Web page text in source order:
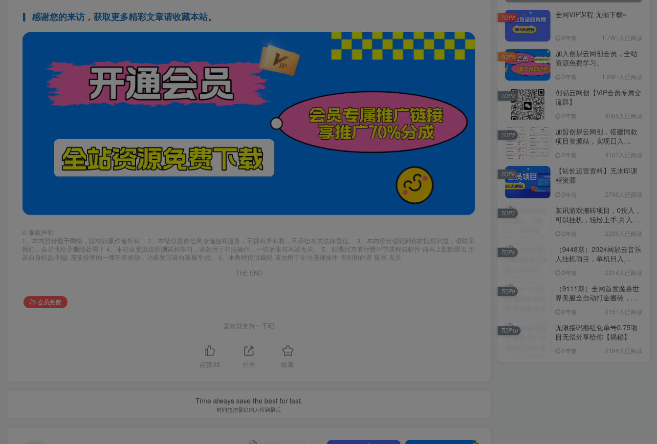
感谢您的来访，获取更多精彩文章请收藏本站。
© 版权声明
1、本内容转载于网络，版权归原作者所有！ 2、本站仅提供信息存储空间服务，不拥有所有权，不承担相关法律责任。 3、本内容若侵犯到你的版权利益，请联系
我们，会尽快给予删除处理！ 4、本站全资源仅供测试和学习，请勿用于非法操作，一切后果与本站无关。 5、如遇到充值付费环节课程或软件 请马上删除退出 涉
及自身权益/利益 需要投资的一律不要相信，访客发现请向客服举报。 6、本教程仅供揭秘 请勿用于非法违规操作 否则和作者 官网 无关
THE END
会员免费
喜欢就支持一下吧
点赞 33 分享 收藏
Time always save the best for last.
时间总把最好的人留到最后
全网VIP课程 无损下载~
2年前 1.7W+人已阅读
TOP2
加入创易云网创会员，全站
资源免费学习。
3年前 1.2W+人已阅读
TOP3
创易云网创【VIP会员专属交
流群】
3年前 9085人已阅读
TOP4
加盟创易云网创，搭建同款
项目资源站，实现日入
3年前 4102人已阅读
TOP5
【站长运营资料】无水印课
程资源
3年前 2766人已阅读
TOP6
某讯游戏搬砖项目，0投入，
可以挂机，轻松上手,月入
2年前 2226人已阅读
TOP7
（9448期）2024网易云音乐
人挂机项目，单机日入
2年前 2214人已阅读
TOP8
（9111期）全网首发魔兽世
界美服全自动打金搬砖，日
姆级教学
2年前 2151人已阅读
TOP9
无限接码撸红包单号0.75项
目无偿分享给你【揭秘】
2年前 2104人已阅读
TOP10